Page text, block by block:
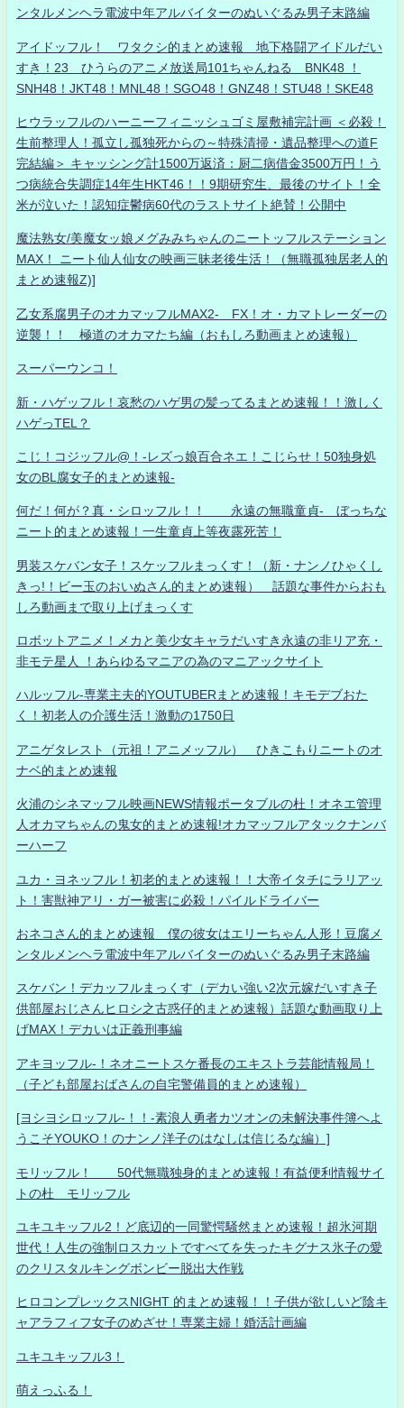
ンタルメンヘラ電波中年アルバイターのぬいぐるみ男子末路編
アイドッフル！ ワタクシ的まとめ速報 地下格闘アイドルだい
すき！23 ひうらのアニメ放送局101ちゃんねる BNK48 ！
SNH48！JKT48！MNL48！SGO48！GNZ48！STU48！SKE48
ヒウラッフルのハーニーフィニッシュゴミ屋敷補完計画 ＜必殺！
生前整理人！孤立し孤独死からの～特殊清掃・遺品整理への道F
完結編＞ キャッシング計1500万返済：厨二病借金3500万円！う
つ病統合失調症14年生HKT46！！9期研究生、最後のサイト！全
米が泣いた！認知症鬱病60代のラストサイト絶賛！公開中
魔法熟女/美魔女ッ娘メグみみちゃんのニートッフルステーション
MAX！ ニート仙人仙女の映画三昧老後生活！（無職孤独居老人的
まとめ速報Z)]
乙女系腐男子のオカマッフルMAX2- FX！オ・カマトレーダーの
逆襲！！ 極道のオカマたち編（おもしろ動画まとめ速報）
スーパーウンコ！
新・ハゲッフル！哀愁のハゲ男の髪ってるまとめ速報！！激しく
ハゲっTEL？
こじ！コジッフル@！-レズっ娘百合ネエ！こじらせ！50独身処
女のBL腐女子的まとめ速報-
何だ！何が？真・シロッフル！！ 永遠の無職童貞- ぼっちな
ニート的まとめ速報！一生童貞上等夜露死苦！
男装スケバン女子！スケッフルまっくす！（新・ナンノひゃくし
きっ!！ビー玉のおいぬさん的まとめ速報） 話題な事件からおも
しろ動画まで取り上げまっくす
ロボットアニメ！メカと美少女キャラだいすき永遠の非リア充・
非モテ星人 ！あらゆるマニアの為のマニアックサイト
ハルッフル-専業主夫的YOUTUBERまとめ速報！キモデブおた
く！初老人の介護生活！激動の1750日
アニゲタレスト（元祖！アニメッフル） ひきこもりニートのオ
ナベ的まとめ速報
火浦のシネマッフル映画NEWS情報ポータブルの杜！オネエ管理
人オカマちゃんの鬼女的まとめ速報!オカマッフルアタックナンバ
ーハーフ
ユカ・ヨネッフル！初老的まとめ速報！！大帝イタチにラリアッ
ト！害獣神アリ・ガー被害に必殺！パイルドライバー
おネコさん的まとめ速報 僕の彼女はエリーちゃん人形！豆腐メ
ンタルメンヘラ電波中年アルバイターのぬいぐるみ男子末路編
スケバン！デカッフルまっくす（デカい強い2次元嫁だいすき子
供部屋おじさんヒロシ之古惑仔的まとめ速報）話題な動画取り上
げMAX！デカいは正義刑事編
アキヨッフル-！ネオニートスケ番長のエキストラ芸能情報局！
（子ども部屋おばさんの自宅警備員的まとめ速報）
[ヨシヨシロッフル-！！-素浪人勇者カツオンの未解決事件簿へよ
うこそYOUKO！のナンノ洋子のはなしは信じるな編）]
モリッフル！ 50代無職独身的まとめ速報！有益便利情報サイ
トの杜 モリッフル
ユキユキッフル2！ど底辺的一同驚愕騒然まとめ速報！超氷河期
世代！人生の強制ロスカットですべてを失ったキグナス氷子の愛
のクリスタルキングボンビー脱出大作戦
ヒロコンプレックスNIGHT 的まとめ速報！！子供が欲しいど陰キ
ャアラフィフ女子のめざせ！専業主婦！婚活計画編
ユキユキッフル3！
萌えっふる！